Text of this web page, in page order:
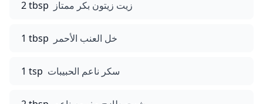
2 tbsp زيت زيتون بكر ممتاز
1 tbsp خل العنب الأحمر
1 tsp سكر ناعم الحبيبات